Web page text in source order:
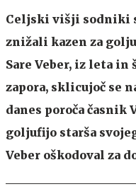
Celjski višji sodniki
znižali kazen za
Sare Veber, iz leta
zapora, sklicujoč se
danes poroča časnik
goljufijo starša
Veber oškodoval za